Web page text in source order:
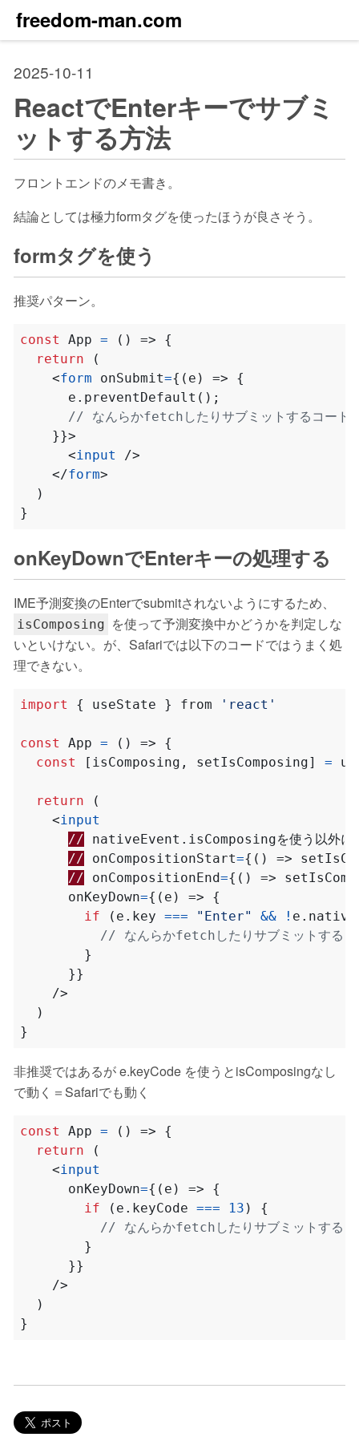
freedom-man.com
2025-10-11
ReactでEnterキーでサブミ
ットする方法
フロントエンドのメモ書き。
結論としては極力formタグを使ったほうが良さそう。
formタグを使う
推奨パターン。
const App = () =>
{
return
(
<form onSubmit={( e ) =>
{
e . preventDefault ();
}}>
<input
/>
</form>
)
}
onKeyDownでEnterキーの処理する
IME予測変換のEnterでsubmitされないようにするため、
isComposing を使って予測変換中かどうかを判定しな
いといけない。が、Safariでは以下のコードではうまく処
理できない。
import { useState } from 'react'
const App = () =>
{
const
[ isComposing , setIsComposing] =
return
(
<input
//
nativeEvent.isComposingを使う以外
//
onCompositionStart={() =>
//
onCompositionEnd={() =>
onKeyDown={( e ) =>
{
if
( e . key === "Enter" && ! e .
}
}}
/>
)
}
非推奨ではあるが e.keyCode を使うとisComposingなし
で動く＝Safariでも動く
const App = () =>
{
return
(
<input
onKeyDown={( e ) =>
{
if
( e . keyCode === 13 ) {
}
}}
/>
)
}